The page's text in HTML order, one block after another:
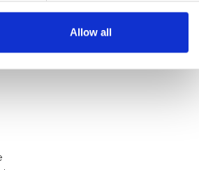
Allow all